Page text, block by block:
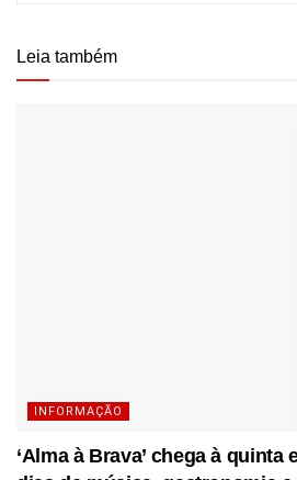
Leia também
INFORMAÇÃO
‘Alma à Brava’ chega à